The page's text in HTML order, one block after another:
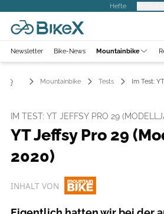
Hefte
Newsletter Bike-News Mountainbike
Mountainbike Tests Im Test:
IM TEST: YT JEFFSY PRO 29
YT Jeffsy Pro 29
2020)
INHALT VON